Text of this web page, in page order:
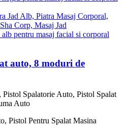
pentru masaj facial si corporal
auto, 8 moduri de